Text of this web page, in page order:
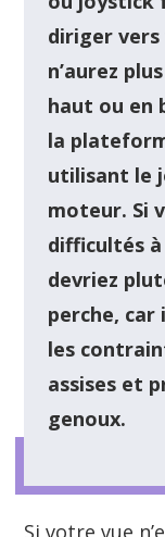
diriger
n’aurez
haut ou en
la
utilisant le
moteur. Si
difficultés
devriez
perche,
les
assises et
genoux.